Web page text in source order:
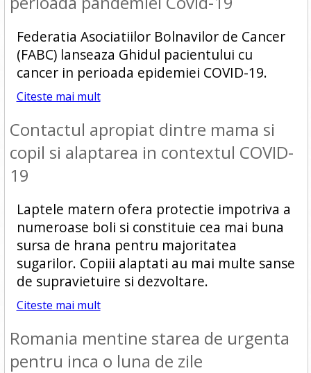
Federatia Asociatiilor Bolnavilor de Cancer
(FABC) lanseaza Ghidul pacientului cu
cancer in perioada epidemiei COVID-19.
Citeste mai mult
Contactul apropiat dintre mama si
copil si alaptarea in contextul COVID-
19
Laptele matern ofera protectie impotriva a
numeroase boli si constituie cea mai buna
sursa de hrana pentru majoritatea
sugarilor. Copiii alaptati au mai multe sanse
de supravietuire si dezvoltare.
Citeste mai mult
Romania mentine starea de urgenta
pentru inca o luna de zile